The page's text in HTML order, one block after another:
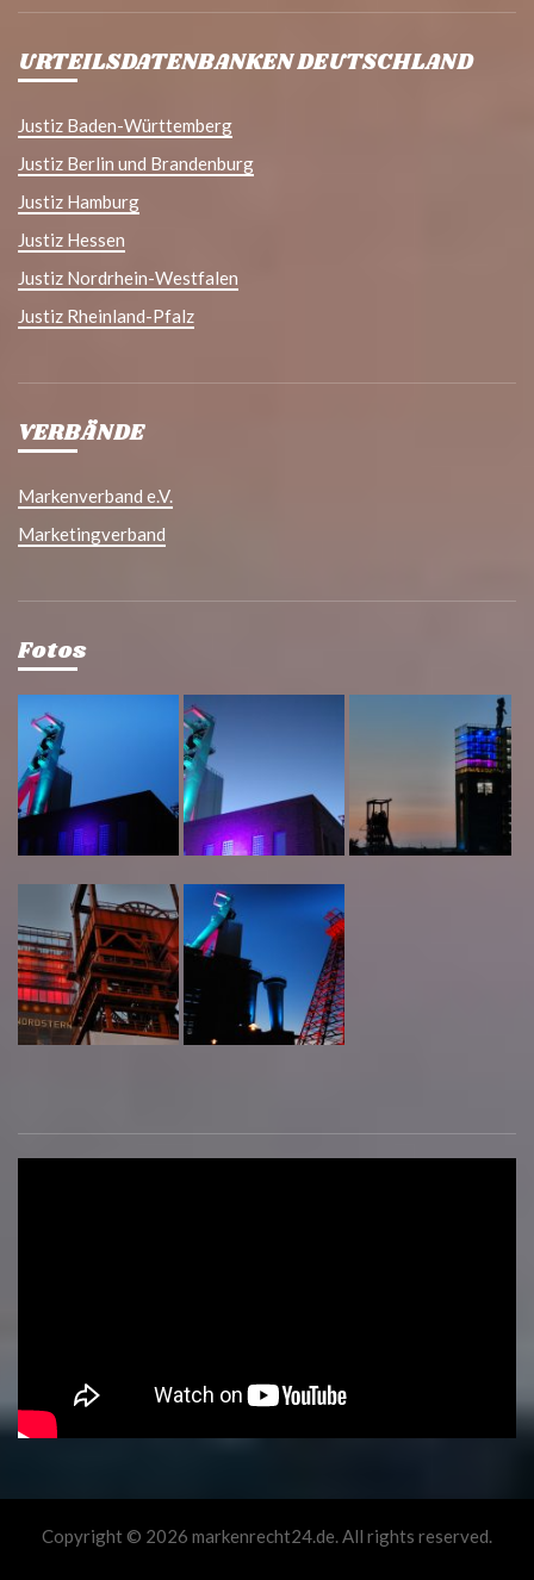
URTEILSDATENBANKEN DEUTSCHLAND
Justiz Baden-Württemberg
Justiz Berlin und Brandenburg
Justiz Hamburg
Justiz Hessen
Justiz Nordrhein-Westfalen
Justiz Rheinland-Pfalz
VERBÄNDE
Markenverband e.V.
Marketingverband
Fotos
Copyright © 2026 markenrecht24.de. All rights reserved.